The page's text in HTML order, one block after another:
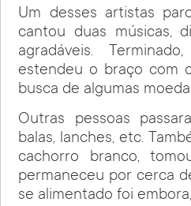
Um desses artistas
cantou duas músicas,
agradáveis.
estendeu o braço com
busca de algumas
Outras pessoas
balas, lanches, etc.
cachorro branco,
permaneceu por cerca
se alimentado foi